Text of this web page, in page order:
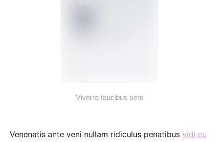
Viverra faucibus sem
Venenatis ante veni nullam ridiculus penatibus vidi eu